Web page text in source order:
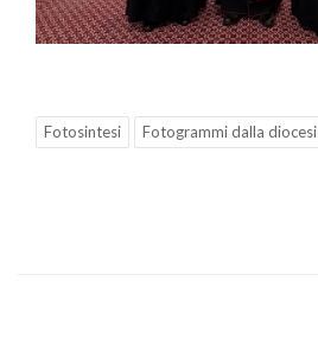
Fotosintesi Fotogrammi dalla diocesi